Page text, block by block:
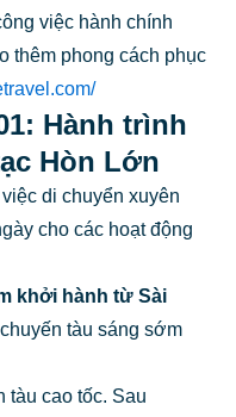
việc hành chính
thêm phong cách phục
Hành trình
Hòn Lớn
di chuyển xuyên
cho các hoạt động
khởi hành từ Sài
tàu sáng sớm
tàu cao tốc. Sau